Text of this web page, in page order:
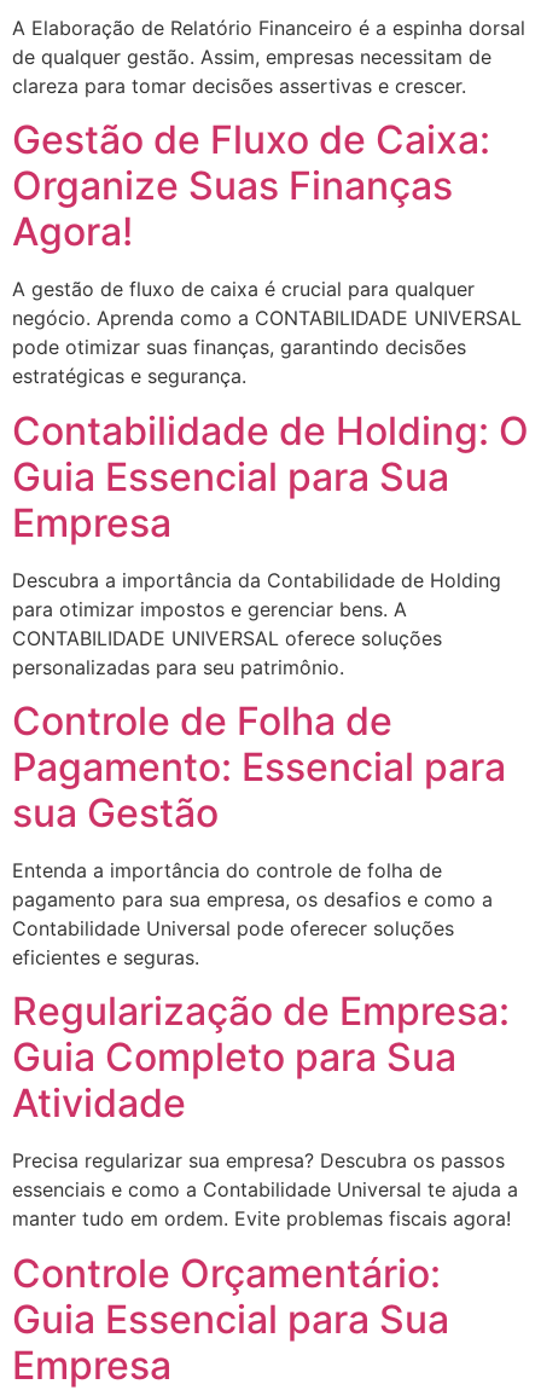
A Elaboração de Relatório Financeiro é a espinha dorsal
de qualquer gestão. Assim, empresas necessitam de
clareza para tomar decisões assertivas e crescer.
Gestão de Fluxo de Caixa:
Organize Suas Finanças
Agora!
A gestão de fluxo de caixa é crucial para qualquer
negócio. Aprenda como a CONTABILIDADE UNIVERSAL
pode otimizar suas finanças, garantindo decisões
estratégicas e segurança.
Contabilidade de Holding: O
Guia Essencial para Sua
Empresa
Descubra a importância da Contabilidade de Holding
para otimizar impostos e gerenciar bens. A
CONTABILIDADE UNIVERSAL oferece soluções
personalizadas para seu patrimônio.
Controle de Folha de
Pagamento: Essencial para
sua Gestão
Entenda a importância do controle de folha de
pagamento para sua empresa, os desafios e como a
Contabilidade Universal pode oferecer soluções
eficientes e seguras.
Regularização de Empresa:
Guia Completo para Sua
Atividade
Precisa regularizar sua empresa? Descubra os passos
essenciais e como a Contabilidade Universal te ajuda a
manter tudo em ordem. Evite problemas fiscais agora!
Controle Orçamentário:
Guia Essencial para Sua
Empresa